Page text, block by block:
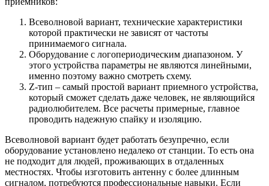
Всеволновой вариант, технические характеристики
которой практически не зависят от частоты
принимаемого сигнала.
Оборудование с логопериодическим диапазоном. У
этого устройства параметры не являются линейными,
именно поэтому важно смотреть схему.
Z-тип – самый простой вариант приемного устройства,
который сможет сделать даже человек, не являющийся
радиолюбителем. Все расчеты примерные, главное
проводить надежную спайку и изоляцию.
Всеволновой вариант будет работать безупречно, если
оборудование установлено недалеко от станции. То есть она
не подходит для людей, проживающих в отдаленных
местностях. Чтобы изготовить антенну с более длинным
сигналом, потребуются профессиональные навыки. Если